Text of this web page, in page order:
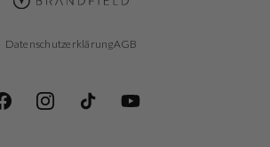
DatenschutzerklärungAGB
FacebookInstagramTikTok YouTube